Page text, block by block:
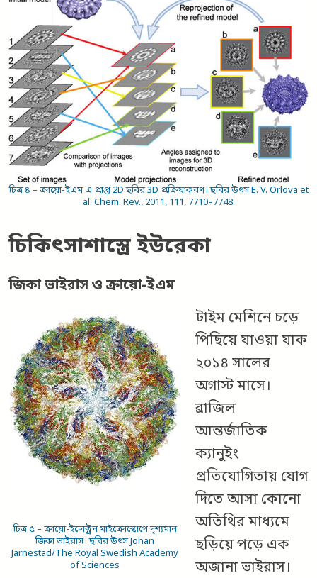
চিত্র ৪ – ক্রায়ো-ইএম এ প্রাপ্ত 2D ছবির 3D প্রক্রিয়াকরণ। ছবির উৎস E. V. Orlova et
al. Chem. Rev., 2011, 111, 7710–7748.
চিকিৎসাশাস্ত্রে ইউরেকা
জিকা ভাইরাস ও ক্রায়ো-ইএম
চিত্র ৫ – ক্রায়ো-ইলেক্ট্রন মাইক্রোস্কোপে দৃশ্যমান
জিকা ভাইরাস। ছবির উৎস Johan
Jarnestad/The Royal Swedish Academy
of Sciences
টাইম মেশিনে চড়ে
পিছিয়ে যাওয়া যাক
২০১৪ সালের
অগাস্ট মাসে।
ব্রাজিল
আন্তর্জাতিক
ক্যানুইং
প্রতিযোগিতায় যোগ
দিতে আসা কোনো
অতিথির মাধ্যমে
ছড়িয়ে পড়ে এক
অজানা ভাইরাস।